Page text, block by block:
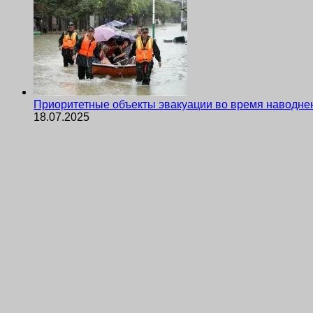
Приоритетные объекты эвакуации во время
18.07.2025